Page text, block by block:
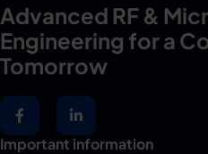
Advanced RF &
Engineering for a
Tomorrow
Important information